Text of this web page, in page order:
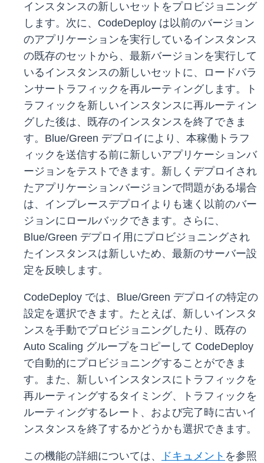
インスタンスの新しいセットをプロビジョニング
します。次に、CodeDeploy は以前のバージョン
のアプリケーションを実行しているインスタンス
の既存のセットから、最新バージョンを実行して
いるインスタンスの新しいセットに、ロードバラ
ンサートラフィックを再ルーティングします。ト
ラフィックを新しいインスタンスに再ルーティン
グした後は、既存のインスタンスを終了できま
す。Blue/Green デプロイにより、本稼働トラフ
ィックを送信する前に新しいアプリケーションバ
ージョンをテストできます。新しくデプロイされ
たアプリケーションバージョンで問題がある場合
は、インプレースデプロイよりも速く以前のバー
ジョンにロールバックできます。さらに、
Blue/Green デプロイ用にプロビジョニングされ
たインスタンスは新しいため、最新のサーバー設
定を反映します。
CodeDeploy では、Blue/Green デプロイの特定の
設定を選択できます。たとえば、新しいインスタ
ンスを手動でプロビジョニングしたり、既存の
Auto Scaling グループをコピーして CodeDeploy
で自動的にプロビジョニングすることができま
す。また、新しいインスタンスにトラフィックを
再ルーティングするタイミング、トラフィックを
ルーティングするレート、および完了時に古いイ
ンスタンスを終了するかどうかも選択できます。
この機能の詳細については、 ドキュメント を参照